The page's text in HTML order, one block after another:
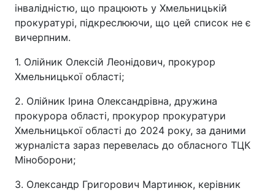
інвалідністю, що працюють у Хмельницькій
прокуратурі, підкреслюючи, що цей список не є
вичерпним.
1. Олійник Олексій Леонідович, прокурор
Хмельницької області;
2. Олійник Ірина Олександрівна, дружина
прокурора області, прокурор прокуратури
Хмельницької області до 2024 року, за даними
журналіста зараз перевелась до обласного ТЦК
Міноборони;
3. Олександр Григорович Мартинюк, керівник